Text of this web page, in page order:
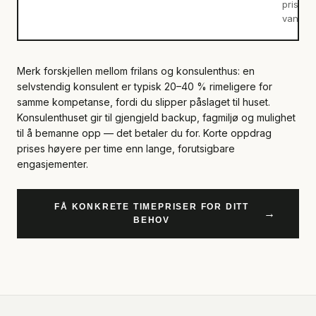
prisen
vanlige
Merk forskjellen mellom frilans og konsulenthus: en
selvstendig konsulent er typisk 20–40 % rimeligere for
samme kompetanse, fordi du slipper påslaget til huset.
Konsulenthuset gir til gjengjeld backup, fagmiljø og mulighet
til å bemanne opp — det betaler du for. Korte oppdrag
prises høyere per time enn lange, forutsigbare
engasjementer.
FÅ KONKRETE TIMEPRISER FOR DITT
BEHOV
→